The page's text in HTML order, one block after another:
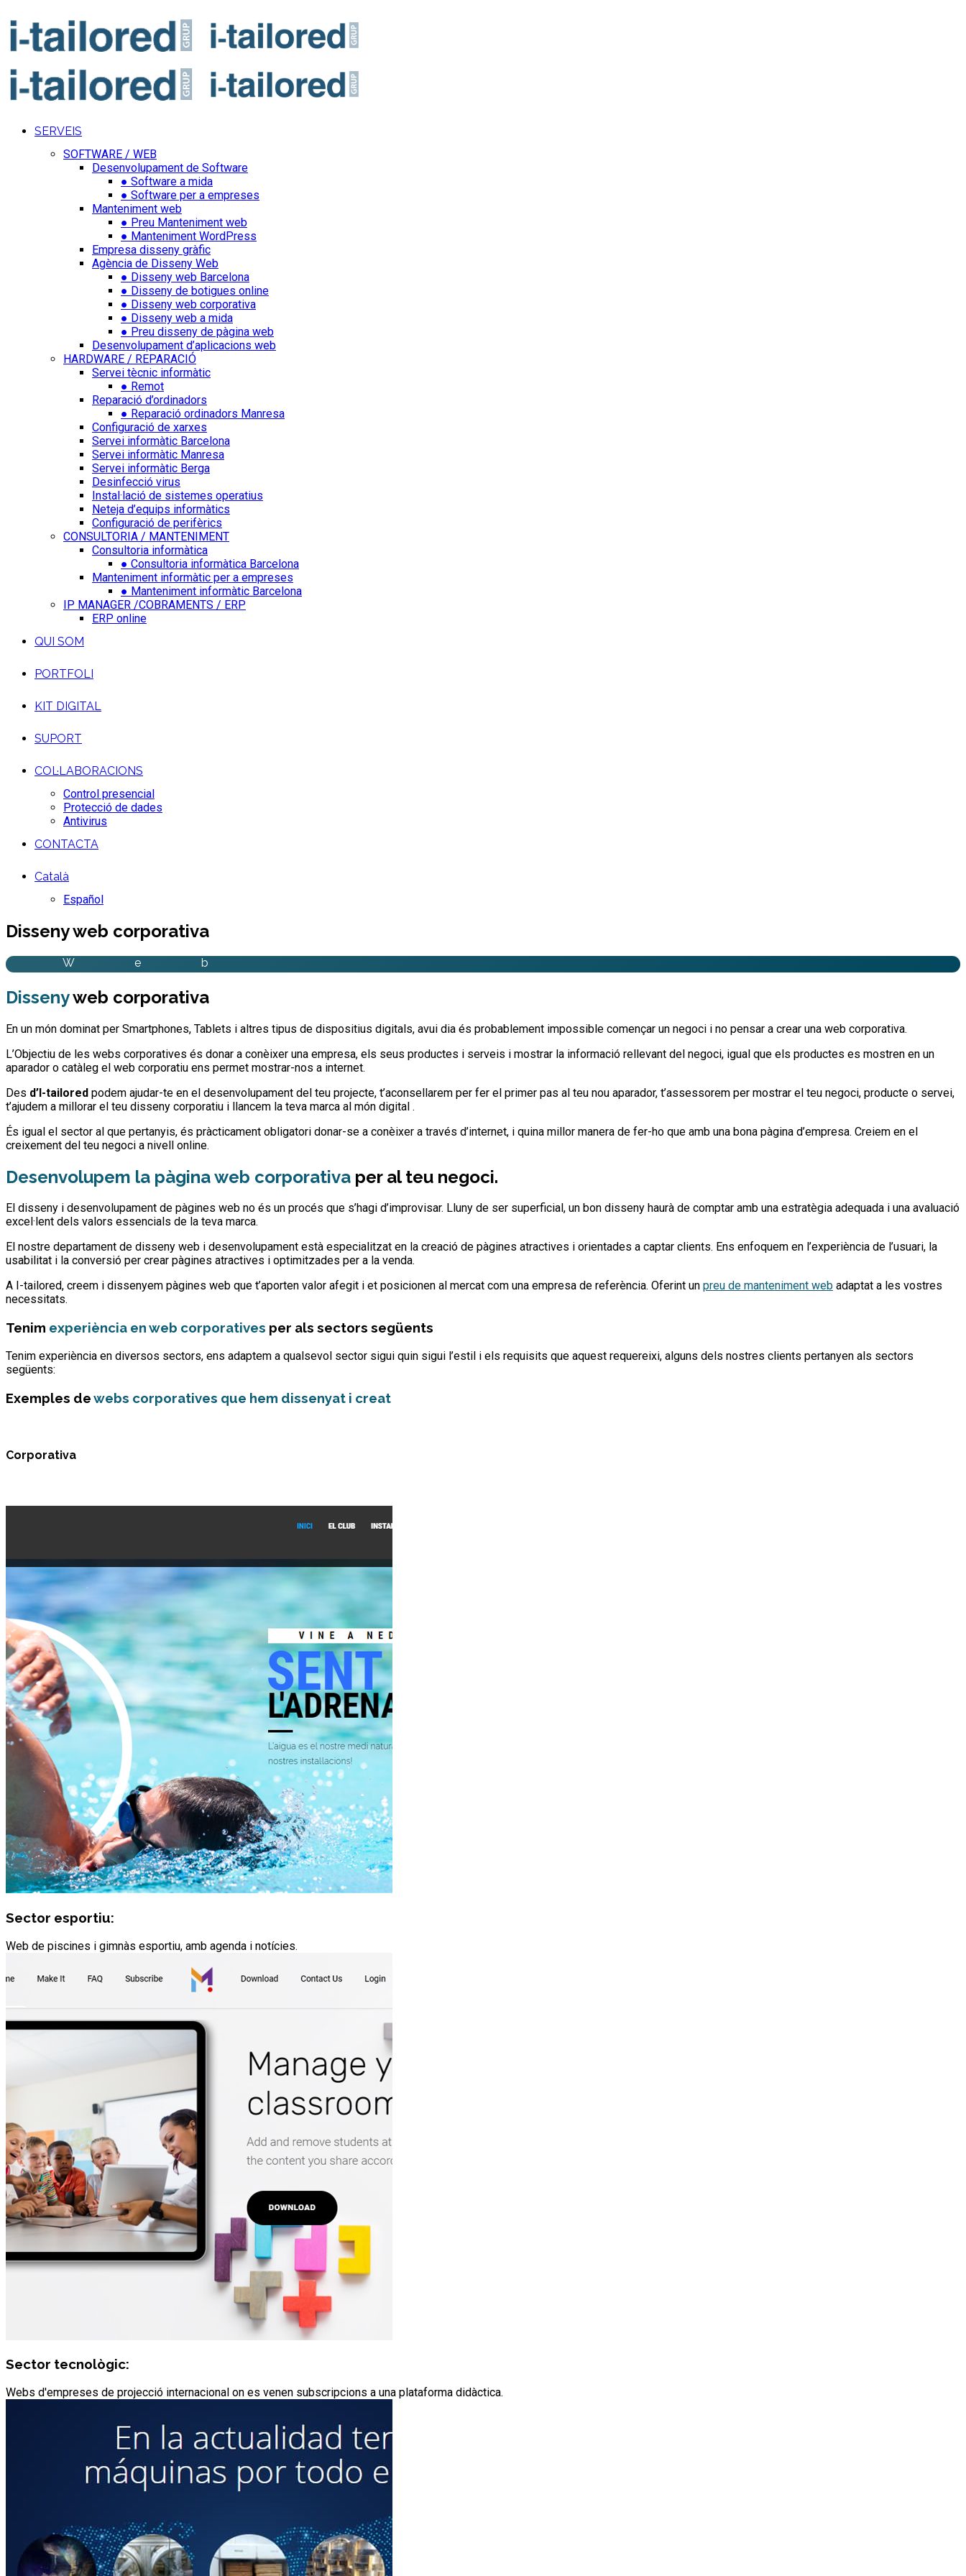
SERVEIS
SOFTWARE / WEB
Desenvolupament de Software
● Software a mida
● Software per a empreses
Manteniment web
● Preu Manteniment web
● Manteniment WordPress
Empresa disseny gràfic
Agència de Disseny Web
● Disseny web Barcelona
● Disseny de botigues online
● Disseny web corporativa
● Disseny web a mida
● Preu disseny de pàgina web
Desenvolupament d’aplicacions web
HARDWARE / REPARACIÓ
Servei tècnic informàtic
● Remot
Reparació d’ordinadors
● Reparació ordinadors Manresa
Configuració de xarxes
Servei informàtic Barcelona
Servei informàtic Manresa
Servei informàtic Berga
Desinfecció virus
Instal·lació de sistemes operatius
Neteja d’equips informàtics
Configuració de perifèrics
CONSULTORIA / MANTENIMENT
Consultoria informàtica
● Consultoria informàtica Barcelona
Manteniment informàtic per a empreses
● Manteniment informàtic Barcelona
IP MANAGER /COBRAMENTS / ERP
ERP online
QUI SOM
PORTFOLI
KIT DIGITAL
SUPORT
COL·LABORACIONS
Control presencial
Protecció de dades
Antivirus
CONTACTA
Català
Español
Disseny web corporativa
W e b
Dissenyweb corporativa
En un món dominat per Smartphones, Tablets i altres tipus de dispositius digitals, avui dia és probablement impossible començar un negoci i no pensar a crear una web corporativa.
L’Objectiu de les webs corporatives és donar a conèixer una empresa, els seus productes i serveis i mostrar la informació rellevant del negoci, igual que els productes es mostren en un
aparador o catàleg el web corporatiu ens permet mostrar-nos a internet.
Des d’I-tailored podem ajudar-te en el desenvolupament del teu projecte, t’aconsellarem per fer el primer pas al teu nou aparador, t’assessorem per mostrar el teu negoci, producte o servei,
t’ajudem a millorar el teu disseny corporatiu i llancem la teva marca al món digital .
És igual el sector al que pertanyis, és pràcticament obligatori donar-se a conèixer a través d’internet, i quina millor manera de fer-ho que amb una bona pàgina d’empresa. Creiem en el
creixement del teu negoci a nivell online.
Desenvolupem la pàgina web corporativa per al teu negoci.
El disseny i desenvolupament de pàgines web no és un procés que s’hagi d’improvisar. Lluny de ser superficial, un bon disseny haurà de comptar amb una estratègia adequada i una avaluació
excel·lent dels valors essencials de la teva marca.
El nostre departament de disseny web i desenvolupament està especialitzat en la creació de pàgines atractives i orientades a captar clients. Ens enfoquem en l’experiència de l’usuari, la
usabilitat i la conversió per crear pàgines atractives i optimitzades per a la venda.
A I-tailored, creem i dissenyem pàgines web que t’aporten valor afegit i et posicionen al mercat com una empresa de referència. Oferint un preu de manteniment web adaptat a les vostres
necessitats.
Tenim experiència en web corporatives per als sectors següents
Tenim experiència en diversos sectors, ens adaptem a qualsevol sector sigui quin sigui l’estil i els requisits que aquest requereixi, alguns dels nostres clients pertanyen als sectors
següents:
Exemples dewebs corporatives que hem dissenyat i creat
Corporativa
Sector esportiu:
Web de piscines i gimnàs esportiu, amb agenda i notícies.
Sector tecnològic:
Webs d'empreses de projecció internacional on es venen subscripcions a una plataforma didàctica.